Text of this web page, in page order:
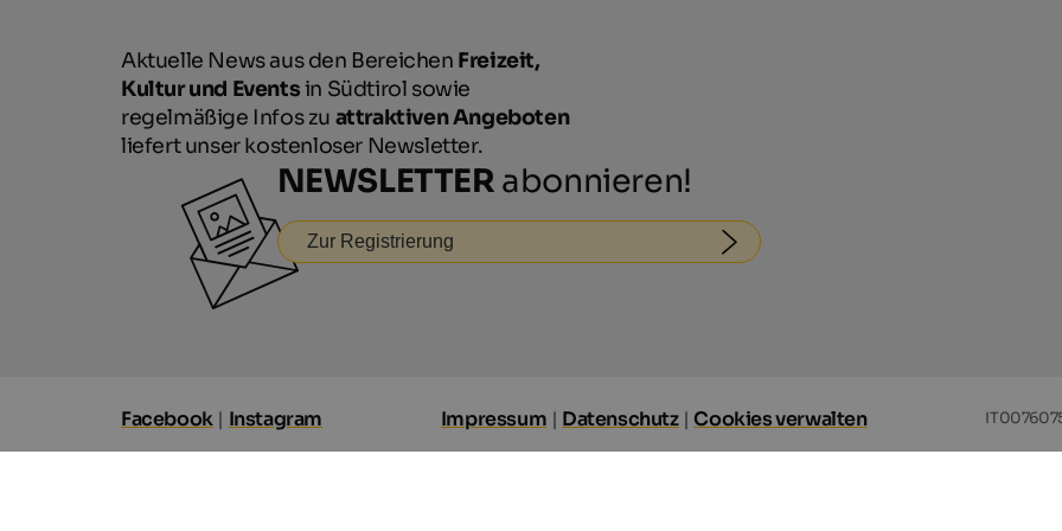
Aktuelle News aus den Bereichen Freizeit,
Kultur und Eventsin Südtirol sowie
regelmäßige Infos zu attraktiven Angeboten
liefert unser kostenloser Newsletter.
NEWSLETTER abonnieren!
Zur Registrierung
Facebook| Instagram Impressum | Datenschutz|Cookies verwalten